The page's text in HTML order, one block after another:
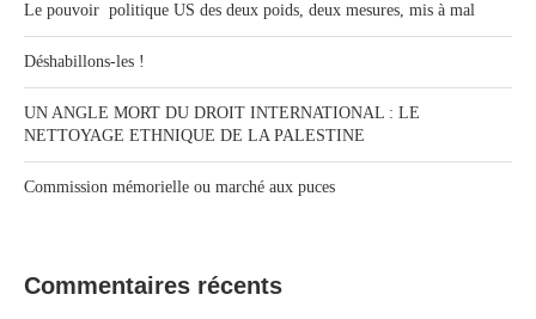
Le pouvoir politique US des deux poids, deux mesures, mis à mal
Déshabillons-les !
UN ANGLE MORT DU DROIT INTERNATIONAL : LE
NETTOYAGE ETHNIQUE DE LA PALESTINE
Commission mémorielle ou marché aux puces
Commentaires récents